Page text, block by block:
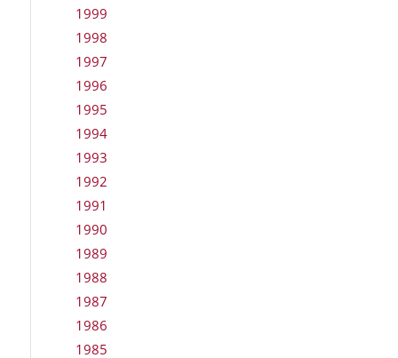
1999
1998
1997
1996
1995
1994
1993
1992
1991
1990
1989
1988
1987
1986
1985